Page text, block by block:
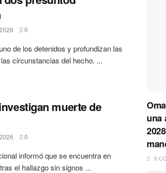
0
de los detenidos y profundizan las
circunstancias del hecho. ...
muerte de
0
informó que se encuentra en
el hallazgo sin signos ...
una
0